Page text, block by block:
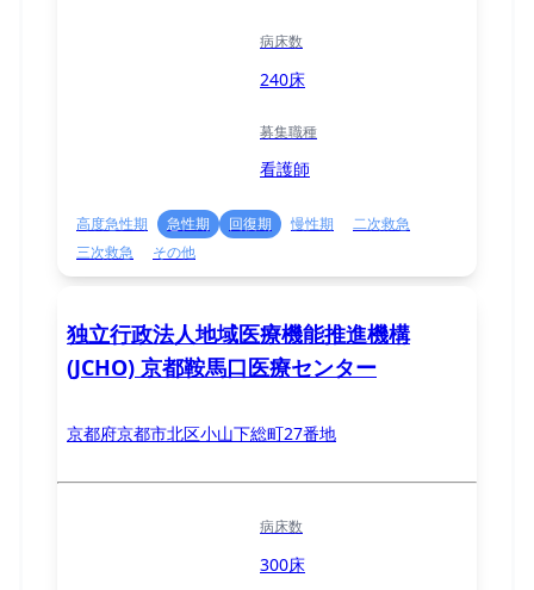
病床数
240床
募集職種
看護師
高度急性期 急性期 回復期 慢性期
二次救急
三次救急
その他
独立行政法人地域医療機能推進機構
(JCHO) 京都鞍馬口医療センター
京都府京都市北区小山下総町27番地
病床数
300床